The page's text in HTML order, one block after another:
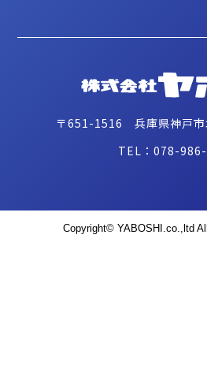
〒651-1516 兵庫県神戸市
TEL：078-
Copyright© YABOSHI.co.,ltd